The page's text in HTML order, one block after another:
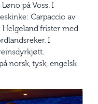
på Voss. I
Carpaccio av
Helgeland frister med
I
norsk, tysk, engelsk